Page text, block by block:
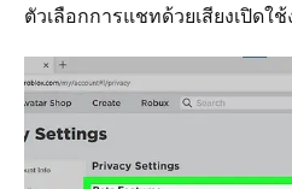
ตัวเลือกการแชทด้วยเสียงเปิดใ